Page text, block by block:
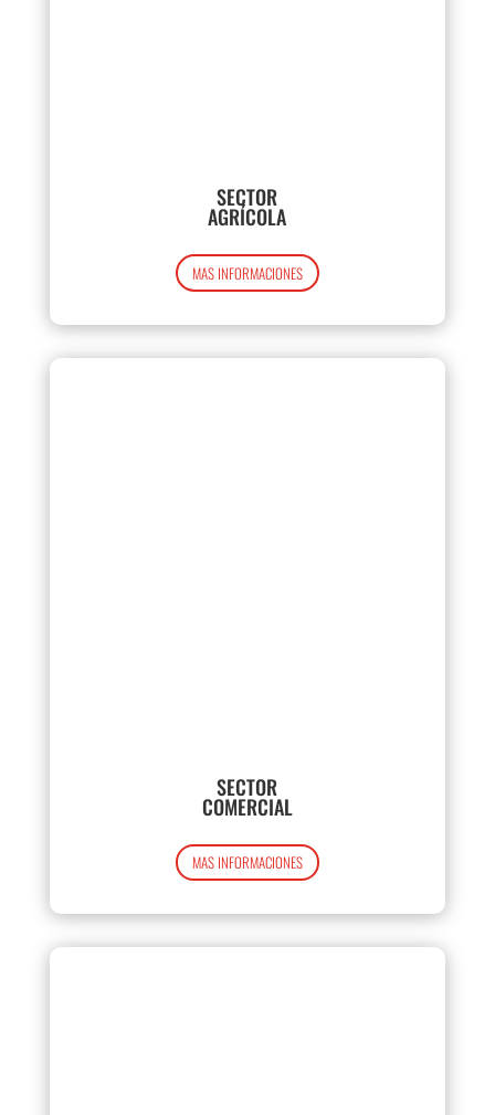
SECTOR
AGRÍCOLA
MAS INFORMACIONES
SECTOR
COMERCIAL
MAS INFORMACIONES